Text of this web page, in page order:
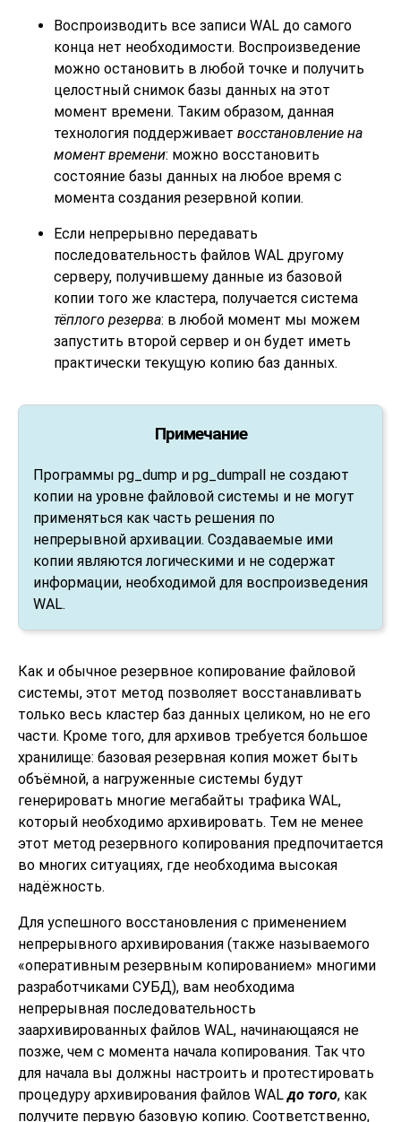
Воспроизводить все записи WAL до самого
конца нет необходимости. Воспроизведение
можно остановить в любой точке и получить
целостный снимок базы данных на этот
момент времени. Таким образом, данная
технология поддерживает восстановление на
момент времени: можно восстановить
состояние базы данных на любое время с
момента создания резервной копии.
Если непрерывно передавать
последовательность файлов WAL другому
серверу, получившему данные из базовой
копии того же кластера, получается система
тёплого резерва: в любой момент мы можем
запустить второй сервер и он будет иметь
практически текущую копию баз данных.
Примечание
Программы pg_dump и pg_dumpall
не создают
копии на уровне файловой системы и не могут
применяться как часть решения по
непрерывной архивации. Создаваемые ими
копии являются логическими и не содержат
информации, необходимой для воспроизведения
WAL.
Как и обычное резервное копирование файловой
системы, этот метод позволяет восстанавливать
только весь кластер баз данных целиком, но не его
части. Кроме того, для архивов требуется большое
хранилище: базовая резервная копия может быть
объёмной, а нагруженные системы будут
генерировать многие мегабайты трафика WAL,
который необходимо архивировать. Тем не менее
этот метод резервного копирования предпочитается
во многих ситуациях, где необходима высокая
надёжность.
Для успешного восстановления с применением
непрерывного архивирования (также называемого
«оперативным резервным копированием» многими
разработчиками СУБД), вам необходима
непрерывная последовательность
заархивированных файлов WAL, начинающаяся не
позже, чем с момента начала копирования. Так что
для начала вы должны настроить и протестировать
процедуру архивирования файлов WALдо того, как
получите первую базовую копию. Соответственно,